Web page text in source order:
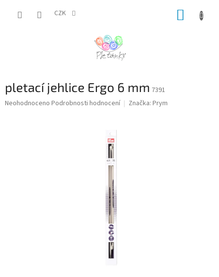
CZK
pletací jehlice Ergo 6 mm 7391
Průměrné
Neohodnoceno Podrobnosti hodnocení Značka: Prym